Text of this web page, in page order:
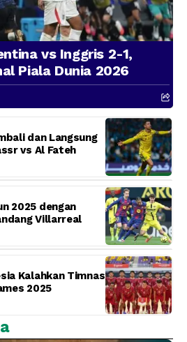
vs Inggris 2-1,
Piala Dunia 2026
dan Langsung
vs Al Fateh
2025 dengan
Villarreal
Kalahkan Timnas
2025